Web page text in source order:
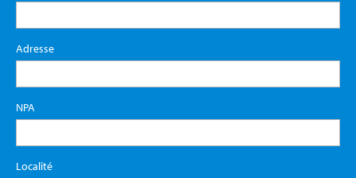
Adresse
NPA
Localité